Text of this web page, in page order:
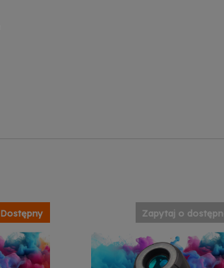
Dostępny Zapytaj o